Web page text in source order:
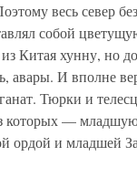
весь север
собой
Китая хунну, но
авары. И вполне
Тюрки и
которых —
ордой и младшей